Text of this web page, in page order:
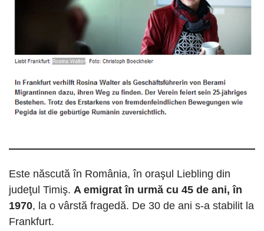
Este născută în România, în oraşul Liebling din
judeţul Timiş. A emigrat în urmă cu 45 de ani, în
1970, la o vârstă fragedă. De 30 de ani s-a stabilit la
Frankfurt.